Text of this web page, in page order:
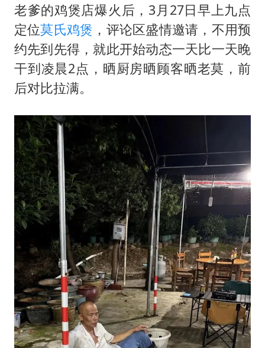
老爹的鸡煲店爆火后，3月27日早上九点
定位莫氏鸡煲 ，评论区盛情邀请，不用预
约先到先得，就此开始动态一天比一天晚
干到凌晨2点，晒厨房晒顾客晒老莫，前
后对比拉满。